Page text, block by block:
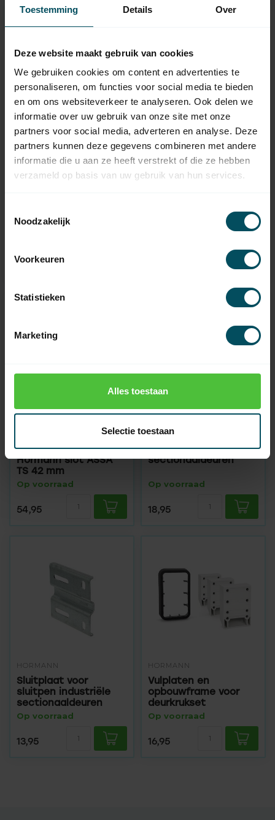
Toestemming Details Over
Deze website maakt gebruik van cookies
We gebruiken cookies om content en advertenties te
personaliseren, om functies voor social media te bieden
en om ons websiteverkeer te analyseren. Ook delen we
informatie over uw gebruik van onze site met onze
partners voor social media, adverteren en analyse. Deze
partners kunnen deze gegevens combineren met andere
informatie die u aan ze heeft verstrekt of die ze hebben
verzameld op basis van uw gebruik van hun services.
Noodzakelijk
Voorkeuren
Statistieken
Marketing
Alles toestaan
Selectie toestaan
HUISMERK
sectionaaldeur zwart
nylon
39,95
HUISMERK
sectionaaldeur zwart
sectionaaldeur,
Hörmann slot ASSA
TS 42 mm
Op voorraad
54,95
Sluitpen voor
industriële
sectionaaldeuren
Op voorraad
18,95
HÖRMANN
Sluitplaat voor
sluitpen industriële
sectionaaldeuren
Op voorraad
13,95
HÖRMANN
Vulplaten en
opbouwframe voor
deurkrukset
Op voorraad
16,95